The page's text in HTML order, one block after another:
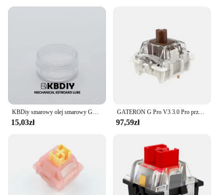
KBDiy smarowy olej smarowy GPL105 205 do DIY stabilizatora mechaniczna klawiatura smarowania stabilizator smarowania
15,03zł
GATERON G Pro V3 3.0 Pro przełącznik 3pin do klawiatury mechanicznej wstępnie Lubed RGB liniowy biały żółty czerwony srebrny brązowy oś MX
97,59zł